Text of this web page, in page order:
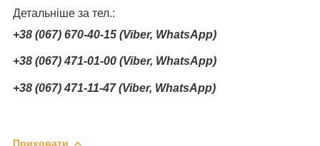
Детальніше за тел.:
+38 (067) 670-40-15 (Viber, WhatsApp)
+38 (067) 471-01-00 (Viber, WhatsApp)
+38 (067) 471-11-47 (Viber, WhatsApp)
Приховати